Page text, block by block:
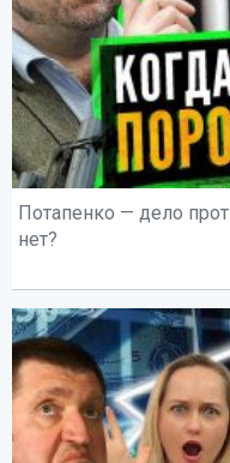
Потапенко — дело
нет?